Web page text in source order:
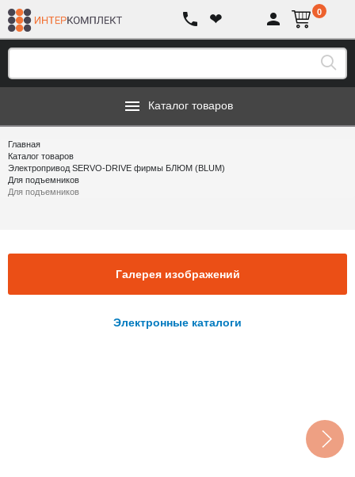
❤ 0
Каталог товаров
Главная
Каталог товаров
Электропривод SERVO-DRIVE фирмы БЛЮМ (BLUM)
Для подъемников
Для подъемников
Галерея изображений
Электронные каталоги